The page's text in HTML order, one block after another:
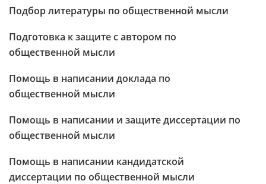
Подбор литературы по общественной мысли
Подготовка к защите с автором по
общественной мысли
Помощь в написании доклада по
общественной мысли
Помощь в написании и защите диссертации по
общественной мысли
Помощь в написании кандидатской
диссертации по общественной мысли